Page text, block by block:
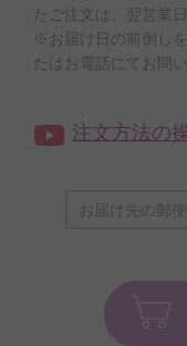
たご注文は、翌営業
※お届け日の前倒し
たはお電話にてお問
注文方法の